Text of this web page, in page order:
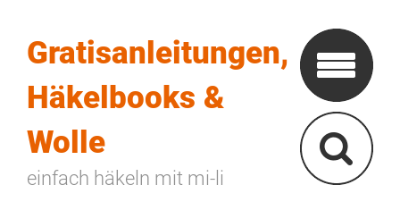
Gratisanleitungen,
Häkelbooks &
Wolle
einfach häkeln mit mi-li